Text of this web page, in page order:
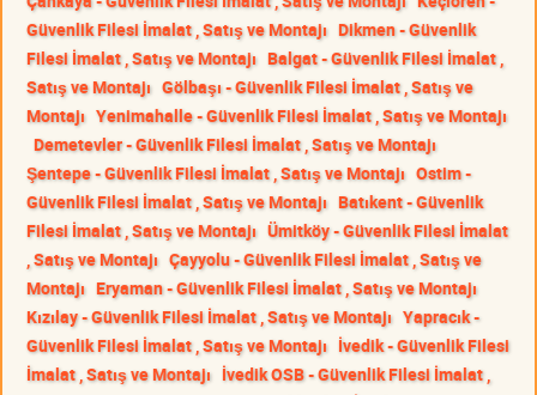
Güvenlik Filesi İmalat , Satış ve Montajı Dikmen - Güvenlik
Filesi İmalat , Satış ve Montajı Balgat - Güvenlik Filesi İmalat ,
Satış ve Montajı Gölbaşı - Güvenlik Filesi İmalat , Satış ve
Montajı Yenimahalle - Güvenlik Filesi İmalat , Satış ve Montajı
Demetevler - Güvenlik Filesi İmalat , Satış ve Montajı
Şentepe - Güvenlik Filesi İmalat , Satış ve Montajı Ostim -
Güvenlik Filesi İmalat , Satış ve Montajı Batıkent - Güvenlik
Filesi İmalat , Satış ve Montajı Ümitköy - Güvenlik Filesi İmalat
, Satış ve Montajı Çayyolu - Güvenlik Filesi İmalat , Satış ve
Montajı Eryaman - Güvenlik Filesi İmalat , Satış ve Montajı
Kızılay - Güvenlik Filesi İmalat , Satış ve Montajı Yapracık -
Güvenlik Filesi İmalat , Satış ve Montajı İvedik - Güvenlik Filesi
İmalat , Satış ve Montajı İvedik OSB - Güvenlik Filesi İmalat ,